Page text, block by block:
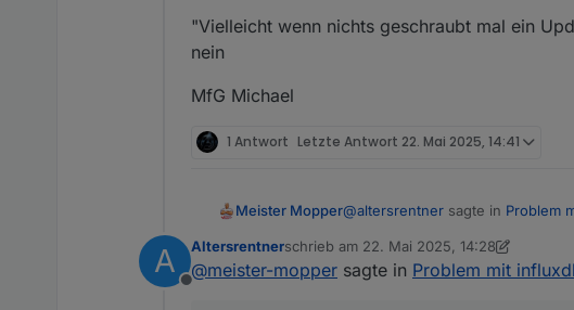
"Vielleicht wenn nichts geschraubt mal ein
nein
MfG Michael
1 Antwort Letzte Antwort 22. Mai 2025, 14:41
Meister Mopper@altersrentner sagte in Problem
@meister-mopper
A
Offline
Altersrentnerschrieb am 22. Mai 2025, 14:28
zuletzt editiert von Altersrentner
@meister-mopper sagte in Problem mit